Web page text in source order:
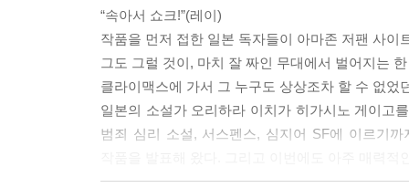
“속아서 쇼크!”(레이)
작품을 먼저 접한 일본 독자들이 아마존 저팬 사이
그도 그럴 것이, 마치 잘 짜인 무대에서 벌어지는
클라이맥스에 가서 그 누구도 상상조차 할 수 없
일본의 소설가 오리하라 이치가 히가시노 게이고
범죄 심리 소설, 서스펜스, 심지어 SF에 이르기